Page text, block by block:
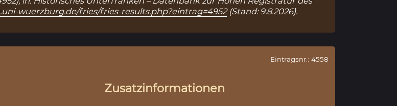
wuerzburg.de/fries/fries-results.php?eintrag=4952(Stand: 9.8.2026).
Eintragsnr.: 4558
Zusatzinformationen